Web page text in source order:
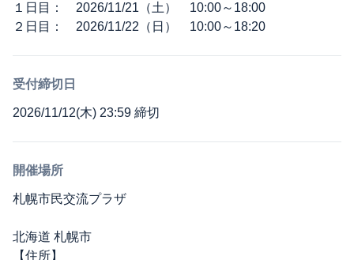
１日目： 2026/11/21（土） 10:00～18:00
２日目： 2026/11/22（日） 10:00～18:20
受付締切日
2026/11/12(木) 23:59 締切
開催場所
札幌市民交流プラザ
北海道 札幌市
【住所】